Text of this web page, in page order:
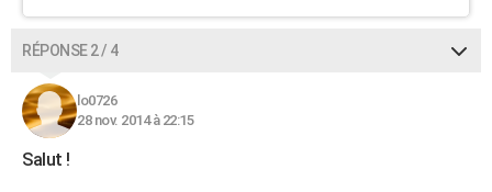
RÉPONSE 2 / 4
lo0726
28 nov. 2014 à 22:15
Salut !